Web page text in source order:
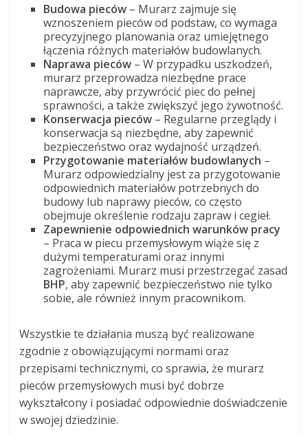
Budowa pieców – Murarz zajmuje się
wznoszeniem pieców od podstaw, co wymaga
precyzyjnego planowania oraz umiejętnego
łączenia różnych materiałów budowlanych.
Naprawa pieców – W przypadku uszkodzeń,
murarz przeprowadza niezbędne prace
naprawcze, aby przywrócić piec do pełnej
sprawności, a także zwiększyć jego żywotność.
Konserwacja pieców – Regularne przeglądy i
konserwacja są niezbędne, aby zapewnić
bezpieczeństwo oraz wydajność urządzeń.
Przygotowanie materiałów budowlanych –
Murarz odpowiedzialny jest za przygotowanie
odpowiednich materiałów potrzebnych do
budowy lub naprawy pieców, co często
obejmuje określenie rodzaju zapraw i cegieł.
Zapewnienie odpowiednich warunków pracy
– Praca w piecu przemysłowym wiąże się z
dużymi temperaturami oraz innymi
zagrożeniami. Murarz musi przestrzegać zasad
BHP, aby zapewnić bezpieczeństwo nie tylko
sobie, ale również innym pracownikom.
Wszystkie te działania muszą być realizowane
zgodnie z obowiązującymi normami oraz
przepisami technicznymi, co sprawia, że murarz
pieców przemysłowych musi być dobrze
wykształcony i posiadać odpowiednie doświadczenie
w swojej dziedzinie.